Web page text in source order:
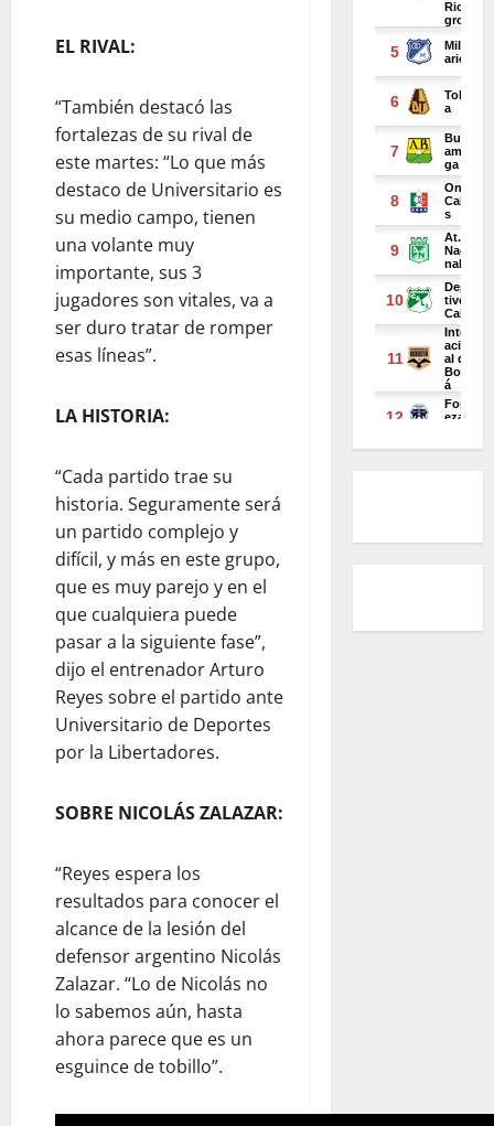
EL RIVAL:
“También destacó las
fortalezas de su rival de
este martes: “Lo que más
destaco de Universitario es
su medio campo, tienen
una volante muy
importante, sus 3
jugadores son vitales, va a
ser duro tratar de romper
esas líneas”.
LA HISTORIA:
“Cada partido trae su
historia. Seguramente será
un partido complejo y
difícil, y más en este grupo,
que es muy parejo y en el
que cualquiera puede
pasar a la siguiente fase”,
dijo el entrenador Arturo
Reyes sobre el partido ante
Universitario de Deportes
por la Libertadores.
SOBRE NICOLÁS ZALAZAR:
“Reyes espera los
resultados para conocer el
alcance de la lesión del
defensor argentino Nicolás
Zalazar. “Lo de Nicolás no
lo sabemos aún, hasta
ahora parece que es un
esguince de tobillo”.